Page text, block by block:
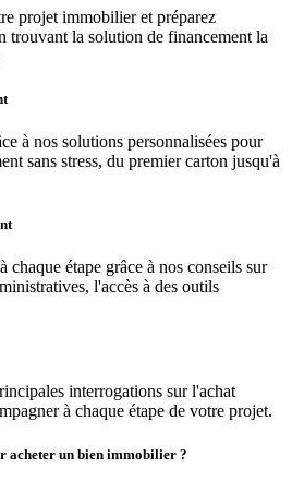
projet immobilier et préparez
trouvant la solution de financement la
à nos solutions personnalisées pour
sans stress, du premier carton jusqu'à
chaque étape grâce à nos conseils sur
l'accès à des outils
interrogations sur l'achat
à chaque étape de votre projet.
acheter un bien immobilier ?